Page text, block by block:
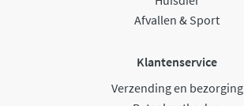
Afvallen & Sport
Klantenservice
Verzending en bezorging